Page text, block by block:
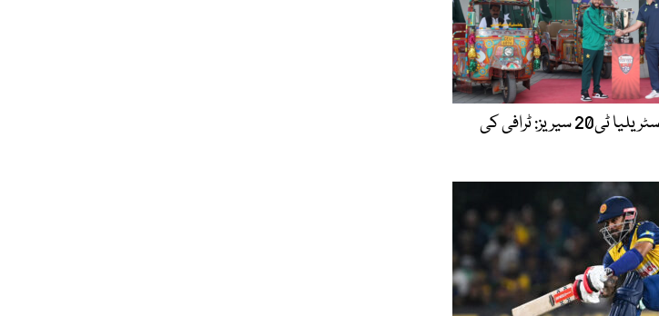
پاکستان بمقابلہ آسٹریلیا ٹی20 سیریز: ٹرافی کی